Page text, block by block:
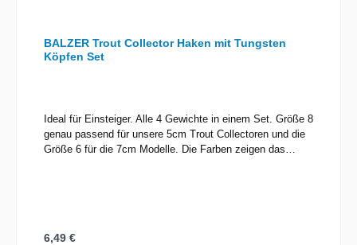
BALZER Trout Collector Haken mit Tungsten
Köpfen Set
Ideal für Einsteiger. Alle 4 Gewichte in einem Set. Größe 8
genau passend für unsere 5cm Trout Collectoren und die
Größe 6 für die 7cm Modelle. Die Farben zeigen das
Regulärer Preis:
6,49 €